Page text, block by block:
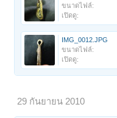
ขนาดไฟล์:
เปิดดู:
IMG_0012.JPG
ขนาดไฟล์:
เปิดดู:
29 กันยายน 2010